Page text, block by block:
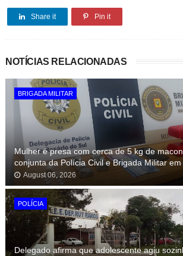
Share it Pin it
NOTÍCIAS RELACIONADAS
BRIGADA MILITAR
Mulher é presa com cerca de 5 kg de
conjunta da Polícia Civil e Brigada Militar
August 06, 2026
POLÍCIA
Delegado afirma que adolescente agiu